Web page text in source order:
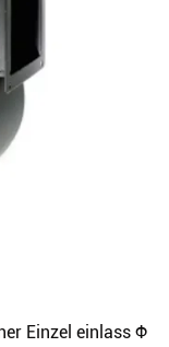
Einzel einlass Φ